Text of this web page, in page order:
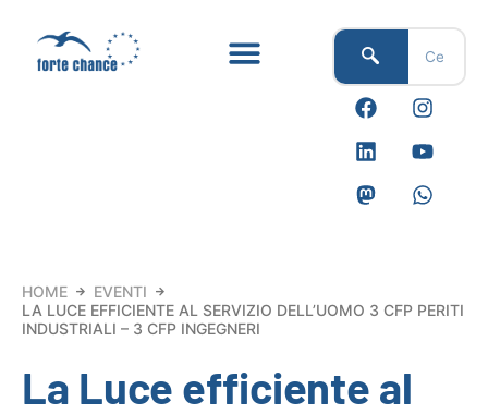
contenuto
F
a
c
e
b
o
I
n
s
t
a
g
L
i
n
k
e
d
Y
o
u
t
u
b
M
a
s
t
o
d
W
h
a
t
s
a
HOME
EVENTI
LA LUCE EFFICIENTE AL SERVIZIO DELL’UOMO 3 CFP PERITI
INDUSTRIALI – 3 CFP INGEGNERI
La Luce efficiente al